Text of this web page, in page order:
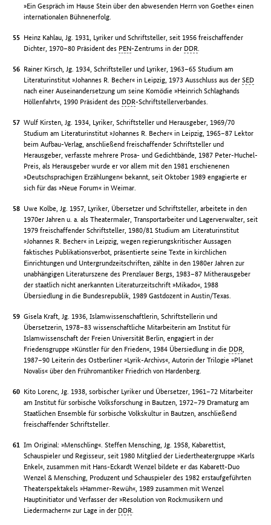
»Ein Gespräch im Hause Stein über den abwesenden Herrn von Goethe« einen
internationalen Bühnenerfolg.
Heinz Kahlau, Jg. 1931, Lyriker und Schriftsteller, seit 1956 freischaffender
Dichter, 1970–80 Präsident des PEN-Zentrums in der DDR
Rainer Kirsch, Jg. 1934, Schriftsteller und Lyriker, 1963–65 Studium am
Literaturinstitut »Johannes R. Becher« in Leipzig, 1973 Ausschluss aus derSED
nach einer Auseinandersetzung um seine Komödie »Heinrich Schlaghands
Höllenfahrt«, 1990 Präsident des DDR-Schriftstellerverbandes.
Wulf Kirsten, Jg. 1934, Lyriker, Schriftsteller und Herausgeber, 1969/70
Studium am Literaturinstitut »Johannes R. Becher« in Leipzig, 1965–87 Lektor
beim Aufbau-Verlag, anschließend freischaffender Schriftsteller und
Herausgeber, verfasste mehrere Prosa- und Gedichtbände, 1987 Peter-Huchel-
Preis, als Herausgeber wurde er vor allem mit den 1981 erschienenen
»Deutschsprachigen Erzählungen« bekannt, seit Oktober 1989 engagierte er
sich für das »Neue Forum« in Weimar.
Uwe Kolbe, Jg. 1957, Lyriker, Übersetzer und Schriftsteller, arbeitete in den
1970er Jahren u. a. als Theatermaler, Transportarbeiter und Lagerverwalter, seit
1979 freischaffender Schriftsteller, 1980/81 Studium am Literaturinstitut
»Johannes R. Becher« in Leipzig, wegen regierungskritischer Aussagen
faktisches Publikationsverbot, präsentierte seine Texte in kirchlichen
Einrichtungen und Untergrundzeitschriften, zählte in den 1980er Jahren zur
unabhängigen Literaturszene des Prenzlauer Bergs, 1983–87 Mitherausgeber
der staatlich nicht anerkannten Literaturzeitschrift »Mikado«, 1988
Übersiedlung in die Bundesrepublik, 1989 Gastdozent in Austin/Texas.
Gisela Kraft, Jg. 1936, Islamwissenschaftlerin, Schriftstellerin und
Übersetzerin, 1978–83 wissenschaftliche Mitarbeiterin am Institut für
Islamwissenschaft der Freien Universität Berlin, engagiert in der
Friedensgruppe »Künstler für den Frieden«, 1984 Übersiedlung in die DDR
1987–90 Leiterin des Ostberliner »Lyrik-Archivs«, Autorin der Trilogie »Planet
Novalis« über den Frühromantiker Friedrich von Hardenberg.
Kito Lorenc, Jg. 1938, sorbischer Lyriker und Übersetzer, 1961–72 Mitarbeiter
am Institut für sorbische Volksforschung in Bautzen, 1972–79 Dramaturg am
Staatlichen Ensemble für sorbische Volkskultur in Bautzen, anschließend
freischaffender Schriftsteller.
Im Original: »Menschling«. Steffen Mensching, Jg. 1958, Kabarettist,
Schauspieler und Regisseur, seit 1980 Mitglied der Liedertheatergruppe »Karls
Enkel«, zusammen mit Hans-Eckardt Wenzel bildete er das Kabarett-Duo
Wenzel & Mensching, Produzent und Schauspieler des 1982 erstaufgeführten
Theaterspektakels »Hammer-Rewüh«, 1989 zusammen mit Wenzel
Hauptinitiator und Verfasser der »Resolution von Rockmusikern und
Liedermachern« zur Lage in der DDR